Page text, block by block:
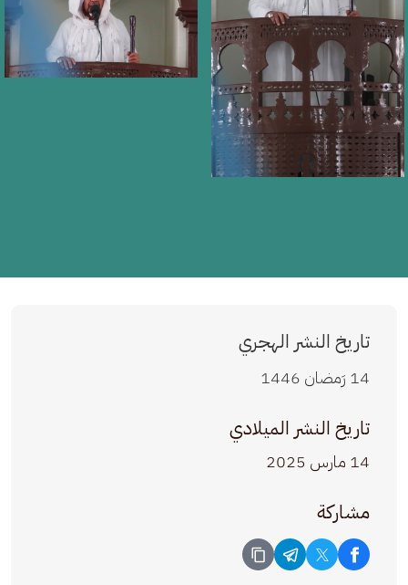
تاريخ النشر الهجري
14 رَمضان 1446
تاريخ النشر الميلادي
14 مارس 2025
مشاركة